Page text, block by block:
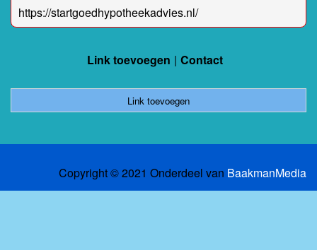
https://startgoedhypotheekadvies.nl/
Link toevoegen Contact
Link toevoegen
Copyright © 2021 Onderdeel van BaakmanMedia